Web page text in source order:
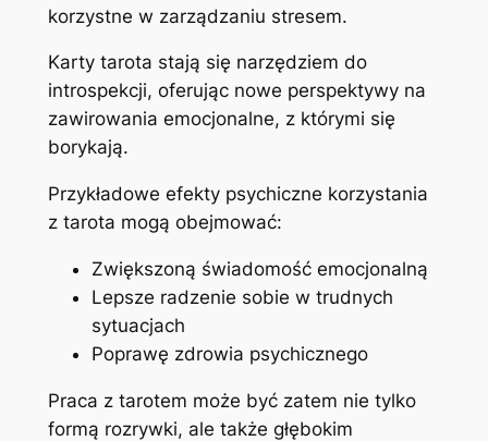
korzystne w zarządzaniu stresem.
Karty tarota stają się narzędziem do
introspekcji, oferując nowe perspektywy na
zawirowania emocjonalne, z którymi się
borykają.
Przykładowe efekty psychiczne korzystania
z tarota mogą obejmować:
Zwiększoną świadomość emocjonalną
Lepsze radzenie sobie w trudnych
sytuacjach
Poprawę zdrowia psychicznego
Praca z tarotem może być zatem nie tylko
formą rozrywki, ale także głębokim